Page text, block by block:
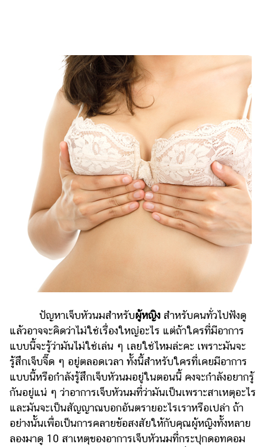
บันเทิง
เกาหลี
ไตล์
ดูด
วง
ผู้ชาย
สุขภาพ
ท่อง
เที่ยว
สูตร
อาหาร
ง่ายๆ
ช้อป
ปิ้ง
ปัญหาเจ็บหัวนมสำหรับผู้หญิง สำหรับคนทั่วไปฟังดู
แล้วอาจจะคิดว่าไม่ใช่เรื่องใหญ่อะไร แต่ถ้าใครที่มีอาการ
แบบนี้จะรู้ว่ามันไม่ใช่เล่น ๆ เลยใช่ไหมล่ะคะ เพราะมันจะ
รู้สึกเจ็บจี๊ด ๆ อยู่ตลอดเวลา ทั้งนี้สำหรับใครที่เคยมีอาการ
แบบนี้หรือกำลังรู้สึกเจ็บหัวนมอยู่ในตอนนี้ คงจะกำลังอยากรู้
กันอยู่แน่ ๆ ว่าอาการเจ็บหัวนมที่ว่ามันเป็นเพราะสาเหตุอะไร
และมันจะเป็นสัญญาณบอกอันตรายอะไรเราหรือเปล่า ถ้า
อย่างนั้นเพื่อเป็นการคลายข้อสงสัยให้กับคุณผู้หญิงทั้งหลาย
ลองมาดู 10 สาเหตุของอาการเจ็บหัวนมที่กระปุกดอทคอม